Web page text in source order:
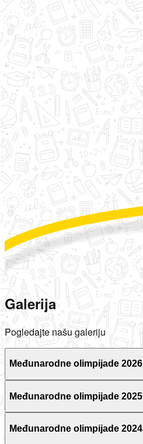
Galerija
Pogledajte našu galeriju
Međunarodne olimpijade 2026
Međunarodne olimpijade 2025
Međunarodne olimpijade 2024